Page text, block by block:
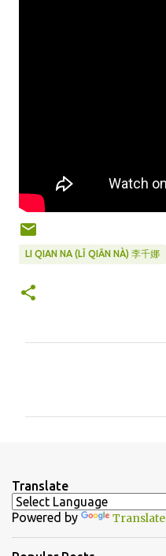
LI QIAN NA (LǏ QIĀN NÀ) 李千娜
t
s
Translate
Powered by Translate